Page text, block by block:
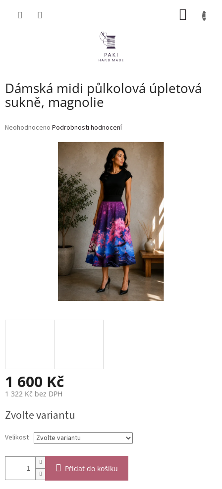
Dámská midi půlkolová úpletová
sukně, magnolie
Průměrné
Neohodnoceno Podrobnosti hodnocení
1 600 Kč
1 322 Kč bez DPH
cena:
Zvolte variantu
Velikost
Přidat do košíku